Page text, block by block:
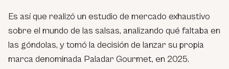
Es así que realizó un estudio de mercado exhaustivo
sobre el mundo de las salsas, analizando qué faltaba en
las góndolas, y tomó la decisión de lanzar su propia
marca denominada Paladar Gourmet, en 2025.